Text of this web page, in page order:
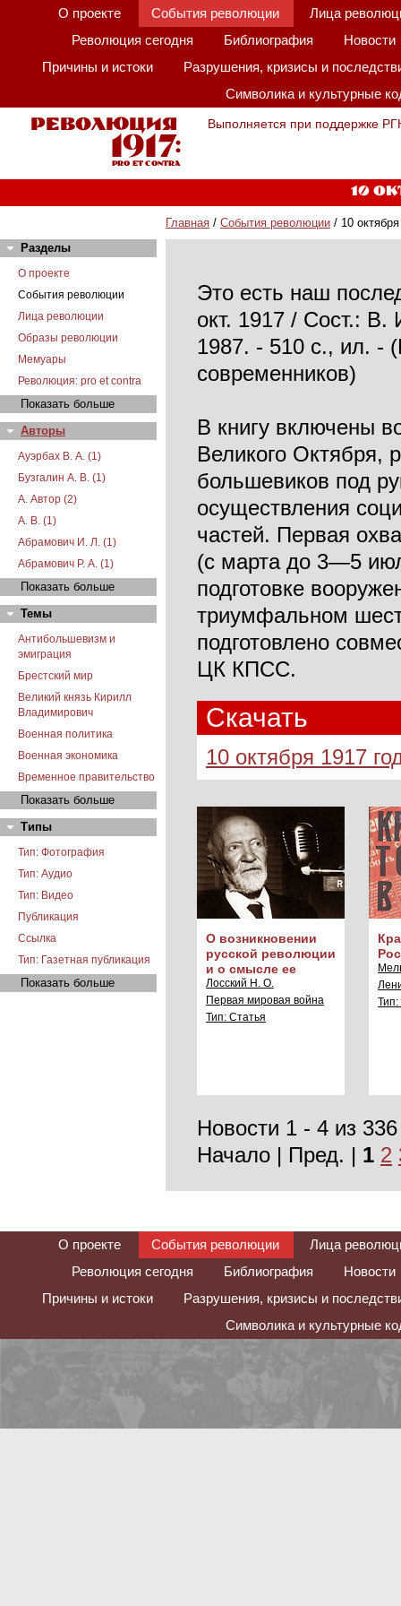
О проекте События революции
Лица
Революция сегодня
Библиография
Новости
Причины и истоки
Разрушения, кризисы и
Символика и культурные
Выполняется при поддержке
10
Главная / События революции / 10
Разделы
О проекте
События революции
Лица революции
Образы революции
Мемуары
Революция: pro et contra
Показать больше
Авторы
Ауэрбах В. А. (1)
Бузгалин А. В. (1)
А. Автор (2)
А. В. (1)
Абрамович И. Л. (1)
Абрамович Р. А. (1)
Показать больше
Темы
Антибольшевизм и
эмиграция
Брестский мир
Великий князь Кирилл
Владимирович
Военная политика
Военная экономика
Временное правительство
Показать больше
Типы
Тип: Фотография
Тип: Аудио
Тип: Видео
Публикация
Ссылка
Тип: Газетная публикация
Показать больше
Это есть наш
окт. 1917 / Сост.:
1987. - 510 с., ил. -
современников)
В книгу включены
Великого Октября,
большевиков под
осуществления
частей. Первая
(с марта до 3—5
подготовке
триумфальном
подготовлено
ЦК КПСС.
Скачать
10 октября 1917
О возникновении
русской революции
и о смысле ее
Лосский Н. О.
Первая мировая война
Тип: Статья
Тип:
Новости 1 - 4 из 336
Начало | Пред. | 1 2
О проекте События революции
Лица
Революция сегодня
Библиография
Новости
Причины и истоки
Разрушения, кризисы и
Символика и культурные